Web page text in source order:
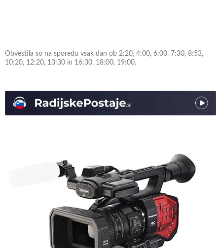
Obvestila so na sporedu vsak dan ob 2:20, 4:00, 6:00, 7:30, 8:53,
10:20, 12:20, 13:30 in 16:30, 18:00, 19:00.